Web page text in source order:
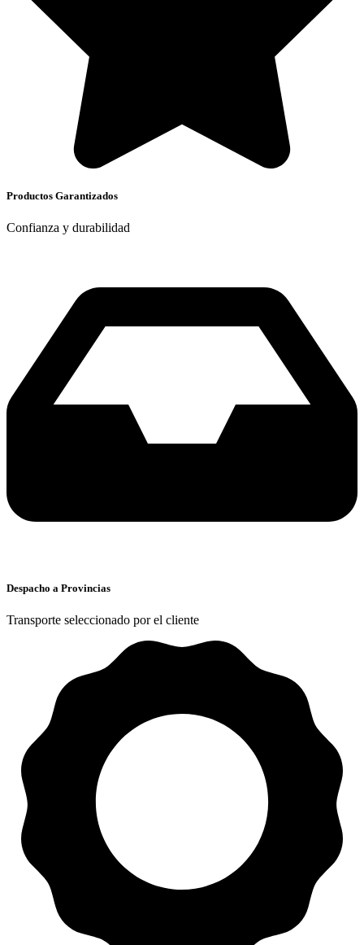
Productos Garantizados
Confianza y durabilidad
Despacho a Provincias
Transporte seleccionado por el cliente